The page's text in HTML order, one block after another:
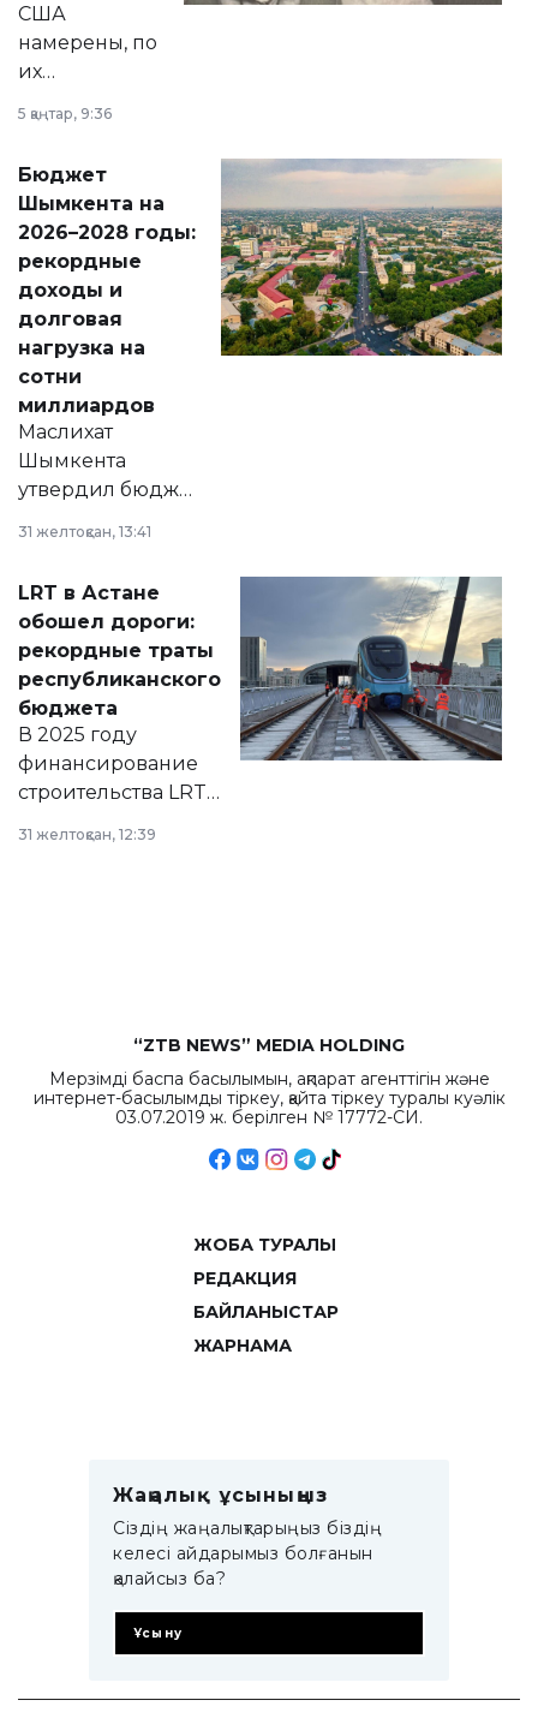
США
намерены, по
их
принести
народу
Венесуэлы.
5 қаңтар, 9:36
Бюджет
Шымкента на
2026–2028 годы:
рекордные
доходы и
долговая
нагрузка на
сотни
миллиардов
Маслихат
Шымкента
утвердил бюджет
2028 годы.
документ
появился в базе
нормативных
правовых актов и
на сайте маслихат
города.
31 желтоқсан, 13:41
LRT в Астане
обошел дороги:
рекордные траты
республиканского
бюджета
В 2025 году
финансирование
строительства LRT
республиканского
31 желтоқсан, 12:39
“ZTB NEWS” MEDIA HOLDING
Мерзімді баспа басылымын, ақпарат агенттігін және
интернет-басылымды тіркеу, қайта тіркеу туралы куәлік
03.07.2019 ж. берілген № 17772-СИ.
ЖОБА ТУРАЛЫ
РЕДАКЦИЯ
БАЙЛАНЫСТАР
ЖАРНАМА
Жаңалық ұсыныңыз
Сіздің жаңалықтарыңыз біздің
келесі айдарымыз болғанын
қалайсыз ба?
Ұсыну